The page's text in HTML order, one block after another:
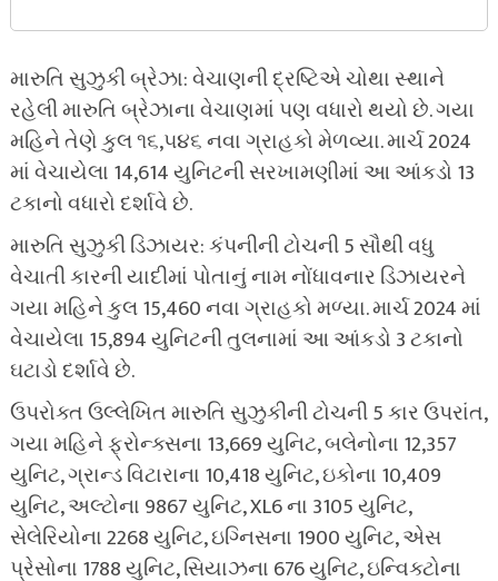
મારુતિ સુઝુકી બ્રેઝા: વેચાણની દ્રષ્ટિએ ચોથા સ્થાને
રહેલી મારુતિ બ્રેઝાના વેચાણમાં પણ વધારો થયો છે. ગયા
મહિને તેણે કુલ ૧૬,૫૪૬ નવા ગ્રાહકો મેળવ્યા. માર્ચ 2024
માં વેચાયેલા 14,614 યુનિટની સરખામણીમાં આ આંકડો 13
ટકાનો વધારો દર્શાવે છે.
મારુતિ સુઝુકી ડિઝાયર: કંપનીની ટોચની 5 સૌથી વધુ
વેચાતી કારની યાદીમાં પોતાનું નામ નોંધાવનાર ડિઝાયરને
ગયા મહિને કુલ 15,460 નવા ગ્રાહકો મળ્યા. માર્ચ 2024 માં
વેચાયેલા 15,894 યુનિટની તુલનામાં આ આંકડો 3 ટકાનો
ઘટાડો દર્શાવે છે.
ઉપરોક્ત ઉલ્લેખિત મારુતિ સુઝુકીની ટોચની 5 કાર ઉપરાંત,
ગયા મહિને ફ્રોન્ક્સના 13,669 યુનિટ, બલેનોના 12,357
યુનિટ, ગ્રાન્ડ વિટારાના 10,418 યુનિટ, ઇકોના 10,409
યુનિટ, અલ્ટોના 9867 યુનિટ, XL6 ના 3105 યુનિટ,
સેલેરિયોના 2268 યુનિટ, ઇગ્નિસના 1900 યુનિટ, એસ
પ્રેસોના 1788 યુનિટ, સિયાઝના 676 યુનિટ, ઇન્વિક્ટોના